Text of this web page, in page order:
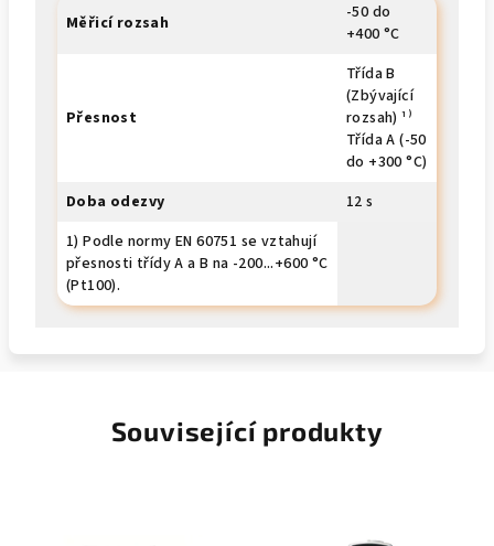
Měřicí rozsah
-50 do
+400 °C
Přesnost
Třída B
(Zbývající
rozsah) ¹⁾
Třída A (-50
do +300 °C)
Doba odezvy
12 s
1) Podle normy EN 60751 se vztahují
přesnosti třídy A a B na -200...+600 °C
(Pt100).
Související produkty